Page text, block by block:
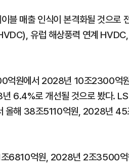
블 매출 인식이 본격화될 것으로
유럽 해상풍력 연계
억원에서 2028년 10조2300억
6.4%로 개선될 것으로 봤다. LS
올해 38조5110억원, 2028년
6810억원, 2028년 2조3500억